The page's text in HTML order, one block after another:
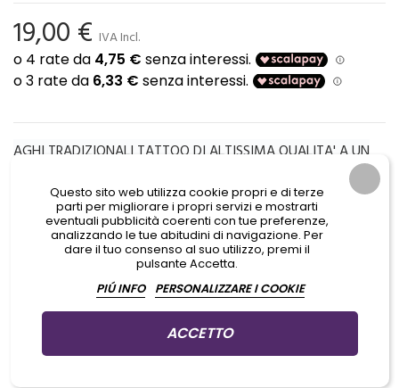
19,00 € IVA Incl.
AGHI TRADIZIONALI TATTOO DI ALTISSIMA QUALITA' A UN
FORZA, PRECISIONE E DURABILITA'
ESTREMA ACCURATEZZA NELL'AFFILATURA
Aggiungi prodotti al carrello per GUADAGNARE PUNTI che potrai
usare per ottenere dei PREMI IN REGALO
Questo sito web utilizza cookie propri e di terze
parti per migliorare i propri servizi e mostrarti
eventuali pubblicità coerenti con tue preferenze,
analizzando le tue abitudini di navigazione. Per
dare il tuo consenso al suo utilizzo, premi il
pulsante Accetta.
PIÚ INFO
PERSONALIZZARE I COOKIE
ACCETTO